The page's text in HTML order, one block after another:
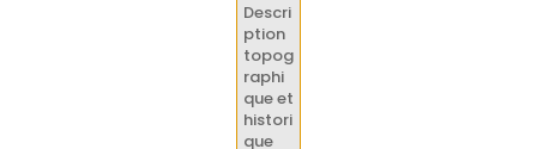
Descri
ption
topog
raphi
que et
histori
que